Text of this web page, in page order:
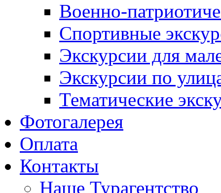
Военно-
Спортивные
Экскурсии для
Экскурсии по
Тематические
Фотогалерея
Оплата
Контакты
Наше Турагентство